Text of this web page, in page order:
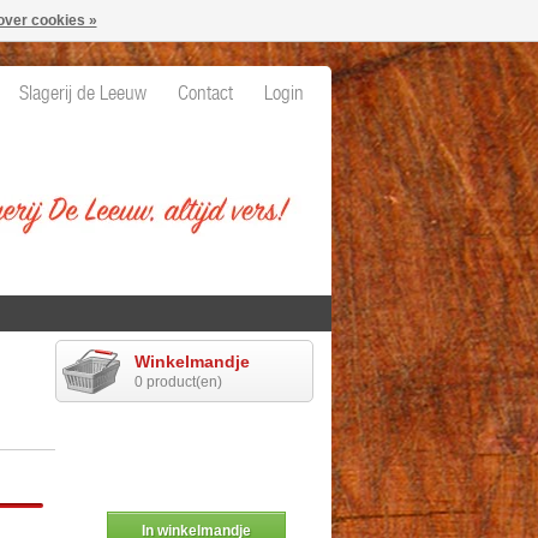
Slagerij de Leeuw Contact Login
Winkelmandje
0 product(en)
In winkelmandje
cookies »